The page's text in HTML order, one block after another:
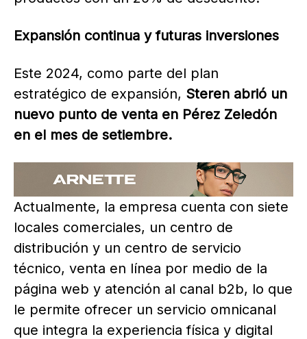
Expansión continua y futuras inversiones
Este 2024, como parte del plan
estratégico de expansión, Steren abrió un
nuevo punto de venta en Pérez Zeledón
en el mes de setiembre.
Actualmente, la empresa cuenta con siete
locales comerciales, un centro de
distribución y un centro de servicio
técnico, venta en línea por medio de la
página web y atención al canal b2b, lo que
le permite ofrecer un servicio omnicanal
que integra la experiencia física y digital